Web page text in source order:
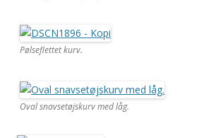
Pølseflettet kurv.
Oval snavsetøjskurv med låg.